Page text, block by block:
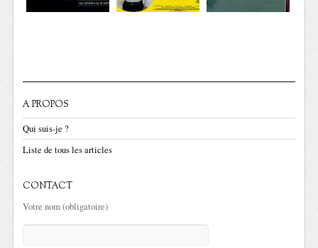
A PROPOS
Qui suis-je ?
Liste de tous les articles
CONTACT
Votre nom (obligatoire)